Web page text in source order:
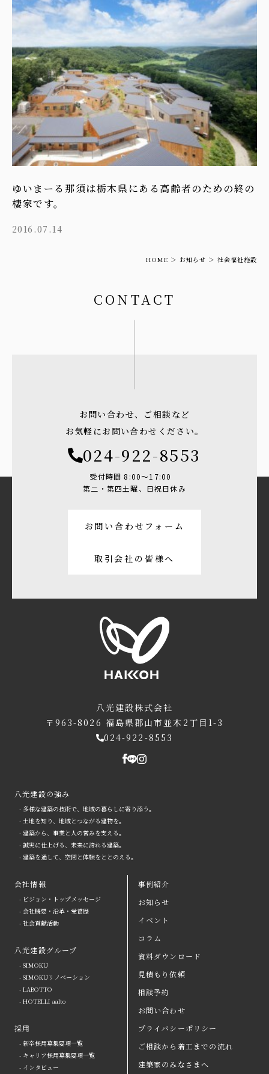
八光建設の強み
arrow
会社情報
八光建設グループ
arrow
採用
arrow
イベント
よくある質問
お問い合わせ
資料ダウンロード
取引会社の皆さまへ
プライバシーポリシー
コラム
ゆいまーる那須は栃木県にある高齢者のための終の
棲家です。
2016.07.14
HOME お知らせ 社会福祉施設
CONTACT
お問い合わせ、ご相談など
お気軽にお問い合わせください。
024-922-8553
受付時間 8:00〜17:00
第二・第四土曜、日祝日休み
お問い合わせフォーム
取引会社の皆様へ
八光建設株式会社
〒963-8026 福島県郡山市並木2丁目1-3
024-922-8553
八光建設の強み
- 多様な建築の技術で、地域の暮らしに寄り添う。
- 土地を知り、地域とつながる建物を。
- 建築から、事業と人の営みを支える。
- 誠実に仕上げる、未来に誇れる建築。
- 建築を通して、空間と体験をととのえる。
会社情報
- ビジョン・トップメッセージ
- 会社概要・沿革・受賞歴
- 社会貢献活動
八光建設グループ
- SIMOKU
- SIMOKUリノベーション
- LABOTTO
- HOTELLI aalto
採用
- 新卒採用募集要項一覧
- キャリア採用募集要項一覧
- インタビュー
ご相談から着工までの流れ
建築家のみなさまへ
事例紹介
お知らせ
イベント
コラム
資料ダウンロード
見積もり依頼
相談予約
お問い合わせ
プライバシーポリシー